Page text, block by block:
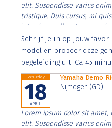
elit. Suspendisse varius
tristique. Duis cursus, mi
interdum nulla, ut
Aenean faucibus nibh et
imperdiet. Nunc ut sem
Schrijf je in op jouw
model en probeer deze
begeleiding uit. Ca 45
Saturday
18
APRIL
Yamaha Demo
Nijmegen (GD)
Lorem ipsum dolor sit amet,
elit. Suspendisse varius